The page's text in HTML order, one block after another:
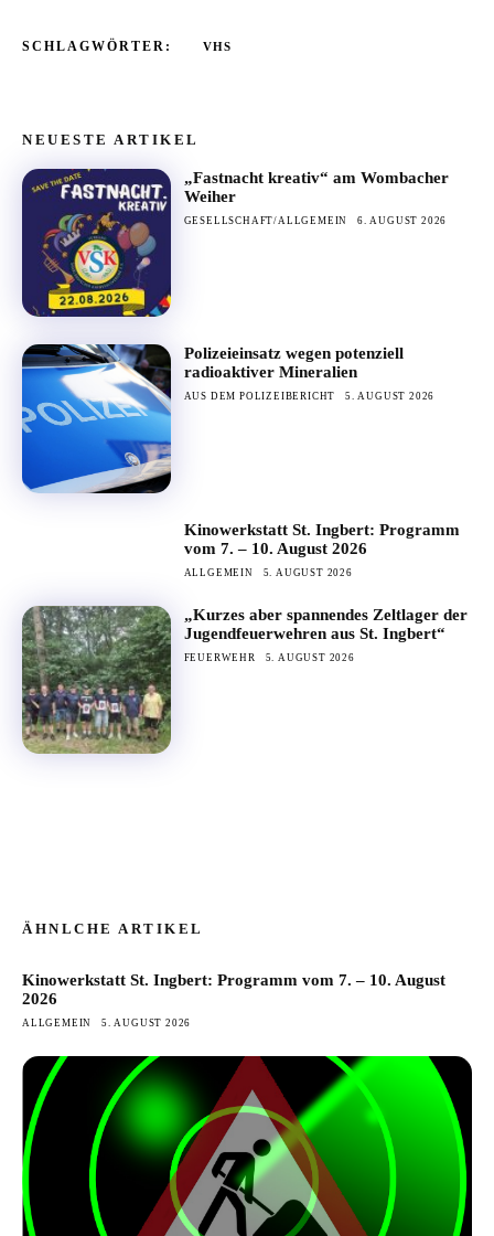
SCHLAGWÖRTER: VHS
NEUESTE ARTIKEL
„Fastnacht kreativ“ am Wombacher
Weiher
GESELLSCHAFT/ALLGEMEIN 6. AUGUST 2026
Polizeieinsatz wegen potenziell
radioaktiver Mineralien
AUS DEM POLIZEIBERICHT 5. AUGUST 2026
Kinowerkstatt St. Ingbert: Programm
vom 7. – 10. August 2026
ALLGEMEIN 5. AUGUST 2026
„Kurzes aber spannendes Zeltlager der
Jugendfeuerwehren aus St. Ingbert“
FEUERWEHR 5. AUGUST 2026
ÄHNLCHE ARTIKEL
Kinowerkstatt St. Ingbert: Programm vom 7. – 10. August
2026
ALLGEMEIN 5. AUGUST 2026